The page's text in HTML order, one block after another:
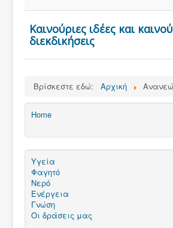
Καινούριες ιδέες και
διεκδικήσεις
Βρίσκεστε εδώ: Αρχική
Home
Υγεία
Φαγητό
Νερό
Ενέργεια
Γνώση
Οι δράσεις μας